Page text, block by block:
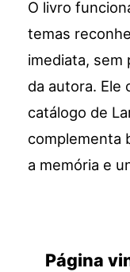
O livro
temas
imediata, sem
da autora. Ele
catálogo de
complementa
a memória e
Página